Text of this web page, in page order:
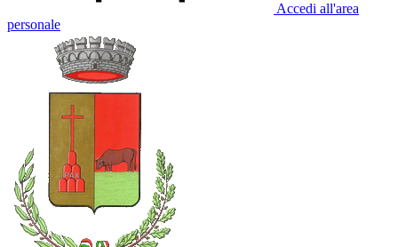
Accedi all'area
personale